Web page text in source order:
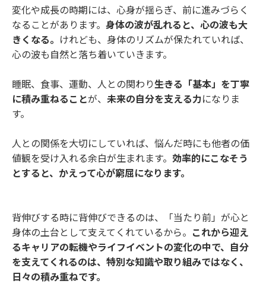
変化や成長の時期には、心身が揺らぎ、前に進みづらく
なることがあります。 身体の波が乱れると、心の波も大
きくなる。 けれども、身体のリズムが保たれていれば、
心の波も自然と落ち着いていきます。
睡眠、食事、運動、人との関わり――生きる「基本」を丁寧
に積み重ねることが、 未来の自分を支える力になりま
す。
人との関係を大切にしていれば、悩んだ時にも他者の価
値観を受け入れる余白が生まれます。 効率的にこなそう
とすると、かえって心が窮屈になります。
背伸びする時に背伸びできるのは、「当たり前」が心と
身体の土台として支えてくれているから。 これから迎え
るキャリアの転機やライフイベントの変化の中で、自分
を支えてくれるのは、特別な知識や取り組みではなく、
日々の積み重ねです。